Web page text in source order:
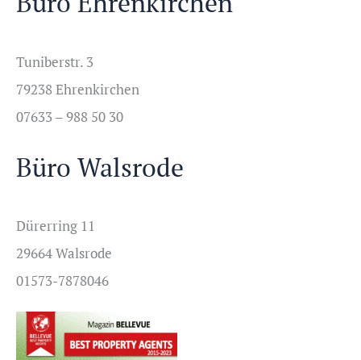
Tuniberstr. 3
79238 Ehrenkirchen
07633 – 988 50 30
Büro Walsrode
Dürerring 11
29664 Walsrode
01573-7878046